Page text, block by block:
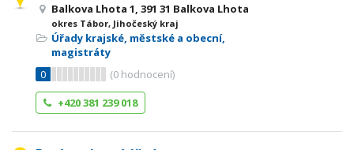
Balkova Lhota 1, 391 31 Balkova Lhota
okres Tábor, Jihočeský kraj
Úřady krajské, městské a obecní,
magistráty
0
(0 hodnocení)
+420 381 239 018